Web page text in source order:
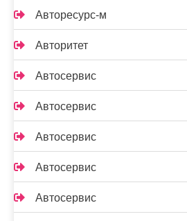
Авторесурс-м
Авторитет
Автосервис
Автосервис
Автосервис
Автосервис
Автосервис